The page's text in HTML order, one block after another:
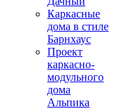
Каркасные
дома в стиле
Барнхаус
Проект
каркасно-
модульного
дома
Альпика